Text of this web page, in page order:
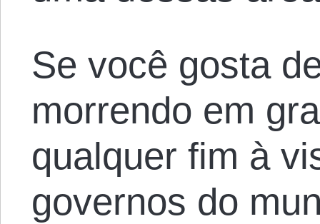
Se você gosta
morrendo em
qualquer fim à
governos do